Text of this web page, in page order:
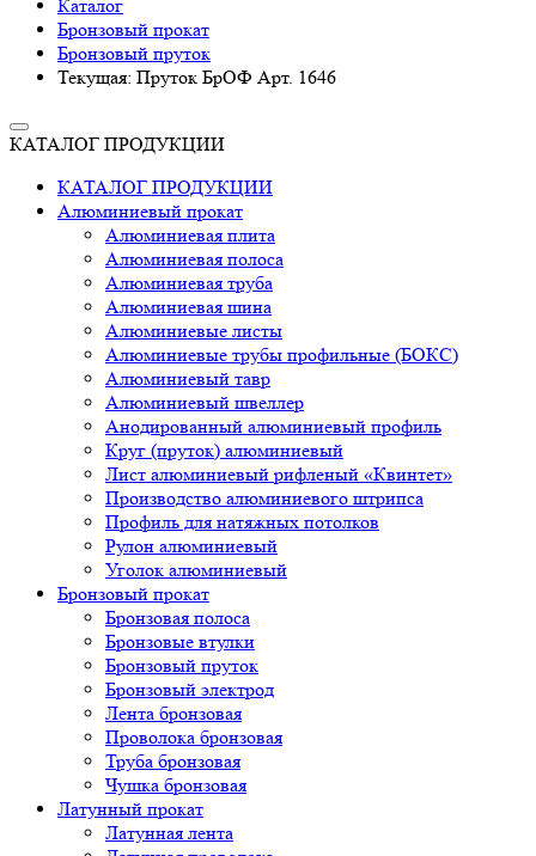
Каталог
Бронзовый прокат
Бронзовый пруток
Текущая: Пруток БрОФ Арт. 1646
КАТАЛОГ ПРОДУКЦИИ
КАТАЛОГ ПРОДУКЦИИ
Алюминиевый прокат
Алюминиевая плита
Алюминиевая полоса
Алюминиевая труба
Алюминиевая шина
Алюминиевые листы
Алюминиевые трубы профильные (БОКС)
Алюминиевый тавр
Алюминиевый швеллер
Анодированный алюминиевый профиль
Круг (пруток) алюминиевый
Лист алюминиевый рифленый «Квинтет»
Производство алюминиевого штрипса
Профиль для натяжных потолков
Рулон алюминиевый
Уголок алюминиевый
Бронзовый прокат
Бронзовая полоса
Бронзовые втулки
Бронзовый пруток
Бронзовый электрод
Лента бронзовая
Проволока бронзовая
Труба бронзовая
Чушка бронзовая
Латунный прокат
Латунная лента